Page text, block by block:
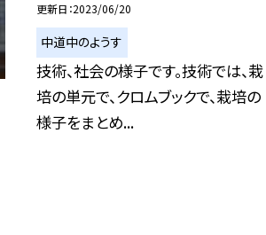
更新日 2023/06/20
中道中のようす
技術、社会の様子です。技術では、栽
培の単元で、クロムブックで、栽培の
様子をまとめ...